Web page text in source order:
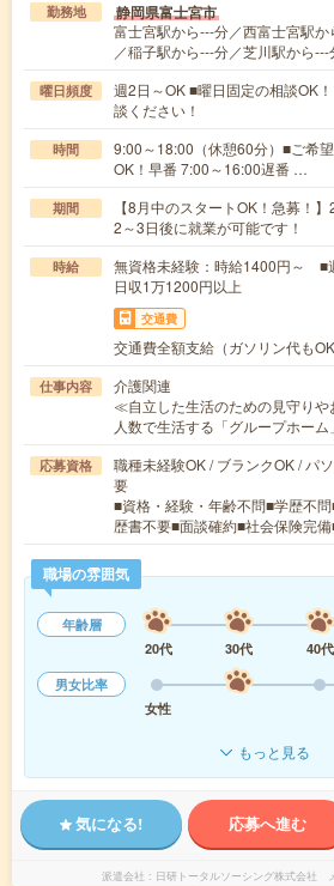
勤務地 静岡県富士宮市
富士宮駅から---分／西富士宮駅
／稲子駅から---分／芝川駅から---
曜日頻度
週2日～OK ■曜日固定の相談OK
談ください！
時間
9:00～18:00（休憩60分）■ご希
OK！早番 7:00～16:00遅番 …
期間
【8月中のスタートOK！急募！
2～3日後に就業が可能です！
時給
無資格未経験：時給1400円～
日収1万1200円以上
交通費
交通費全額支給（ガソリン代もOK
仕事内容
介護関連
≪自立した生活のための見守り
人数で生活する「グループホー
応募資格
職種未経験OK / ブランクOK / パ
要
■資格・経験・年齢不問■学歴不
歴書不要■面談確約■社会保険完
職場の雰囲気
年齢層
20代
30代 40代
男女比率
女性
もっと見る
気になる! 応募へ進む
派遣会社 日研トータルソーシング株式会社